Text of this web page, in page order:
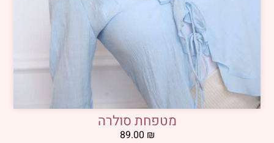
מטפחת סולרה
89.00 ₪